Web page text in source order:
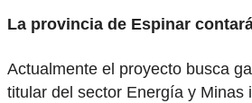
La provincia de Espinar
Actualmente el proyecto busca
titular del sector Energía y Minas